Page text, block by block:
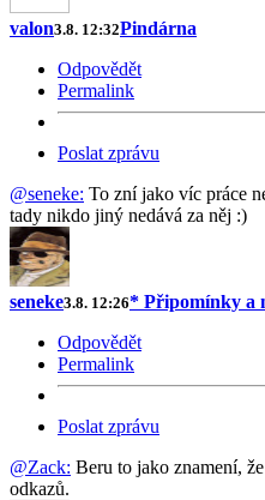
valon3.8. 12:32Pindárna
Odpovědět
Permalink
Poslat zprávu
@seneke: To zní jako víc práce
tady nikdo jiný nedává za něj :)
seneke3.8. 12:26* Připomínky a
Odpovědět
Permalink
Poslat zprávu
@Zack: Beru to jako znamení,
odkazů.